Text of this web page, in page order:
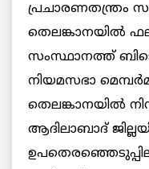
പ്രചാരണതന്ത്രം
തെലങ്കാനയില്‍
സംസ്ഥാനത്ത്
നിയമസഭാ
തെലങ്കാനയില്‍
ആദിലാബാദ്